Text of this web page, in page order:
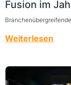
Fusion im
Weiterlesen